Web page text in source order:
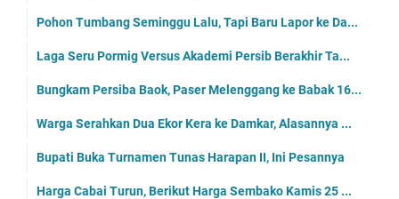
Pohon Tumbang Seminggu Lalu, Tapi Baru Lapor ke Da...
Laga Seru Pormig Versus Akademi Persib Berakhir Ta...
Bungkam Persiba Baok, Paser Melenggang ke Babak 16...
Warga Serahkan Dua Ekor Kera ke Damkar, Alasannya ...
Bupati Buka Turnamen Tunas Harapan II, Ini Pesannya
Harga Cabai Turun, Berikut Harga Sembako Kamis 25 ...